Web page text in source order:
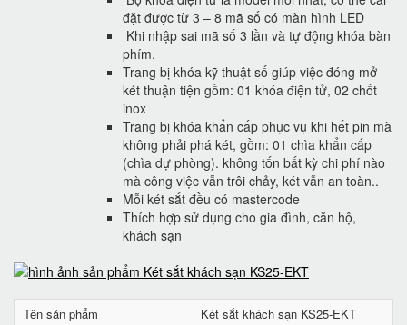
đặt được từ 3 – 8 mã số có màn hình LED
Khi nhập sai mã số 3 lần và tự động khóa bàn
phím.
Trang bị khóa kỹ thuật số giúp việc đóng mở
két thuận tiện gồm: 01 khóa điện tử, 02 chốt
inox
Trang bị khóa khẩn cấp phục vụ khi hết pin mà
không phải phá két, gồm: 01 chìa khẩn cấp
(chìa dự phòng). không tốn bất kỳ chi phí nào
mà công việc vẫn trôi chảy, két vẫn an toàn..
Mỗi két sắt đều có mastercode
Thích hợp sử dụng cho gia đình, căn hộ,
khách sạn
Tên sản phẩm
Két sắt khách sạn KS25-EKT